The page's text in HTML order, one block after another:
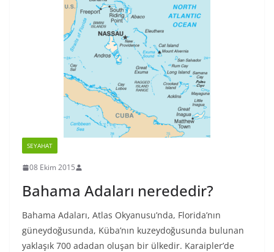
SEYAHAT
08 Ekim 2015
Bahama Adaları nerededir?
Bahama Adaları, Atlas Okyanusu’nda, Florida’nın
güneydoğusunda, Küba’nın kuzeydoğusunda bulunan
yaklaşık 700 adadan oluşan bir ülkedir. Karaipler’de